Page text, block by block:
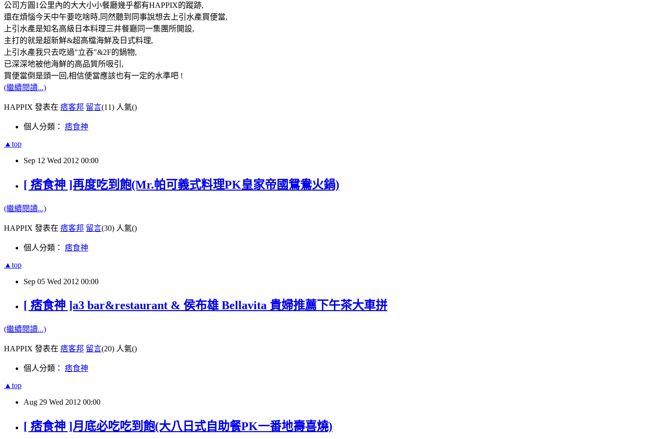
公司方圓1公里內的大大小小餐廳幾乎都有HAPPIX的蹤跡,
還在煩惱今天中午要吃啥時,同然聽到同事說想去上引水產買便當,
上引水產是知名高級日本料理三井餐廳同一集團所開設,
主打的就是超新鮮&超高檔海鮮及日式料理,
上引水產我只去吃過"立吞"&2F的鍋物,
已深深地被他海鮮的高品質所吸引,
買便當倒是頭一回,相信便當應該也有一定的水準吧 !
(繼續閱讀...)
HAPPIX 發表在 痞客邦 留言(11) 人氣()
個人分類： 痞食神
▲top
Sep 12 Wed 2012 00:00
[ 痞食神 ]再度吃到飽(Mr.帕可義式料理PK皇家帝國鴛鴦火鍋)
(繼續閱讀...)
HAPPIX 發表在 痞客邦 留言(30) 人氣()
個人分類： 痞食神
▲top
Sep 05 Wed 2012 00:00
[ 痞食神 ]a3 bar&restaurant & 侯布雄 Bellavita 貴婦推薦下午茶大車拼
(繼續閱讀...)
HAPPIX 發表在 痞客邦 留言(20) 人氣()
個人分類： 痞食神
▲top
Aug 29 Wed 2012 00:00
[ 痞食神 ]月底必吃吃到飽(大八日式自助餐PK一番地壽喜燒)